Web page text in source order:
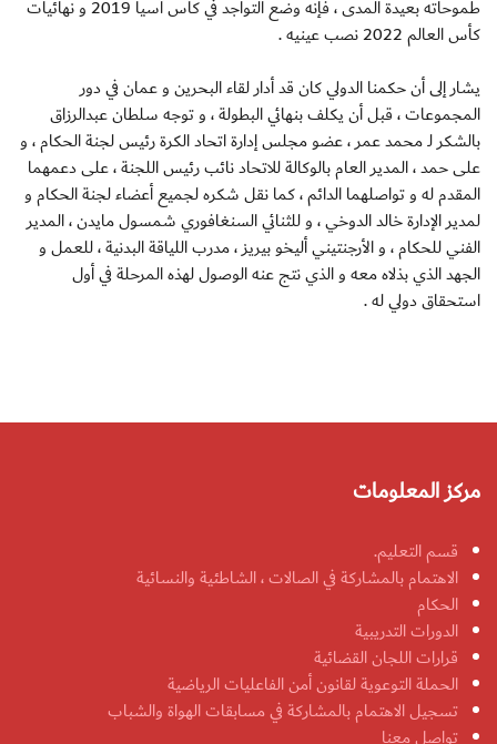
طموحاته بعيدة المدى ، فإنه وضع التواجد في كأس آسيا 2019 و نهائيات
كأس العالم 2022 نصب عينيه .
يشار إلى أن حكمنا الدولي كان قد أدار لقاء البحرين و عمان في دور
المجموعات ، قبل أن يكلف بنهائي البطولة ، و توجه سلطان عبدالرزاق
بالشكر لـ محمد عمر ، عضو مجلس إدارة اتحاد الكرة رئيس لجنة الحكام ، و
على حمد ، المدير العام بالوكالة للاتحاد نائب رئيس اللجنة ، على دعمهما
المقدم له و تواصلهما الدائم ، كما نقل شكره لجميع أعضاء لجنة الحكام و
لمدير الإدارة خالد الدوخي ، و للثنائي السنغافوري شمسول مايدن ، المدير
الفني للحكام ، و الأرجنتيني أليخو بيريز ، مدرب اللياقة البدنية ، للعمل و
الجهد الذي بذلاه معه و الذي نتج عنه الوصول لهذه المرحلة في أول
استحقاق دولي له .
مركز المعلومات
قسم التعليم.
الاهتمام بالمشاركة في الصالات ، الشاطئية والنسائية
الحكام
الدورات التدريبية
قرارات اللجان القضائية
الحملة التوعوية لقانون أمن الفاعليات الرياضية
تسجيل الاهتمام بالمشاركة في مسابقات الهواة والشباب
تواصل معنا